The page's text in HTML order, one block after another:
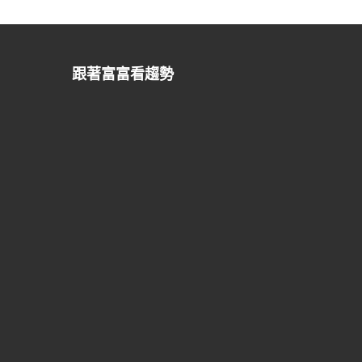
跟著富富看趨勢